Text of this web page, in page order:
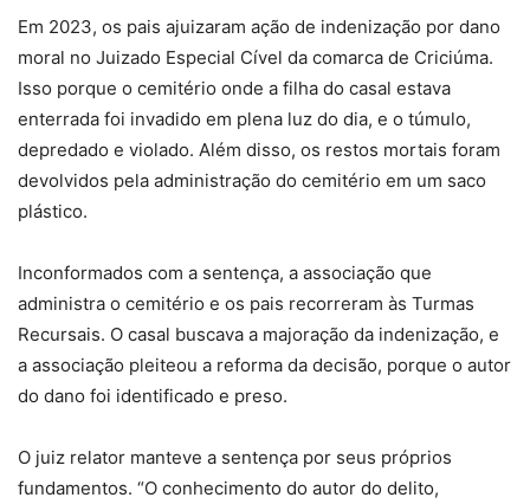
Em 2023, os pais ajuizaram ação de indenização por dano
moral no Juizado Especial Cível da comarca de Criciúma.
Isso porque o cemitério onde a filha do casal estava
enterrada foi invadido em plena luz do dia, e o túmulo,
depredado e violado. Além disso, os restos mortais foram
devolvidos pela administração do cemitério em um saco
plástico.
Inconformados com a sentença, a associação que
administra o cemitério e os pais recorreram às Turmas
Recursais. O casal buscava a majoração da indenização, e
a associação pleiteou a reforma da decisão, porque o autor
do dano foi identificado e preso.
O juiz relator manteve a sentença por seus próprios
fundamentos. “O conhecimento do autor do delito,